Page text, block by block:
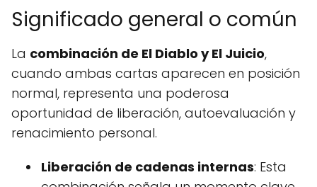
Significado general o común
La combinación de El Diablo y El Juicio,
cuando ambas cartas aparecen en posición
normal, representa una poderosa
oportunidad de liberación, autoevaluación y
renacimiento personal.
Liberación de cadenas internas: Esta